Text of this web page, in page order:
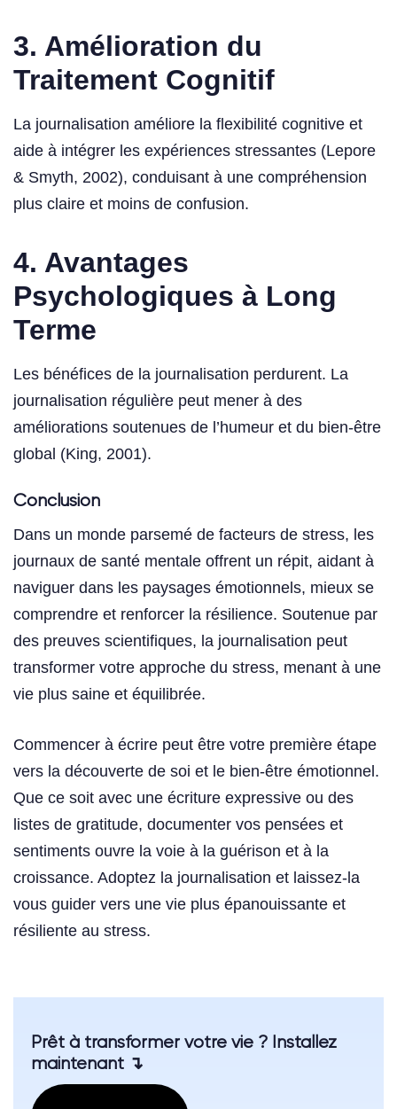
3. Amélioration du
Traitement Cognitif
La journalisation améliore la flexibilité cognitive et
aide à intégrer les expériences stressantes (Lepore
& Smyth, 2002), conduisant à une compréhension
plus claire et moins de confusion.
4. Avantages
Psychologiques à Long
Terme
Les bénéfices de la journalisation perdurent. La
journalisation régulière peut mener à des
améliorations soutenues de l’humeur et du bien-être
global (King, 2001).
Conclusion
Dans un monde parsemé de facteurs de stress, les
journaux de santé mentale offrent un répit, aidant à
naviguer dans les paysages émotionnels, mieux se
comprendre et renforcer la résilience. Soutenue par
des preuves scientifiques, la journalisation peut
transformer votre approche du stress, menant à une
vie plus saine et équilibrée.
Commencer à écrire peut être votre première étape
vers la découverte de soi et le bien-être émotionnel.
Que ce soit avec une écriture expressive ou des
listes de gratitude, documenter vos pensées et
sentiments ouvre la voie à la guérison et à la
croissance. Adoptez la journalisation et laissez-la
vous guider vers une vie plus épanouissante et
résiliente au stress.
Prêt à transformer votre vie ? Installez
maintenant ↴